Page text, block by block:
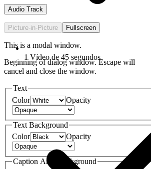
Audio Track
Picture-in-Picture Fullscreen
This is a modal window.
Beginning of dialog window. Escape will
cancel and close the window.
Text
Color
Opacity
Text Background
Color
Opacity
Caption Area Background
1 Vídeo de 45 segundos